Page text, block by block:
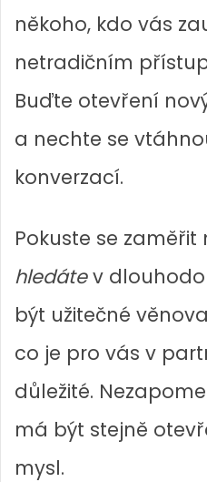
někoho, kdo vás
netradičním
Buďte otevření
a nechte se
konverzací.
Pokuste se zaměřit
hledátev
být užitečné
co je pro vás v
důležité.
má být stejně
mysl.